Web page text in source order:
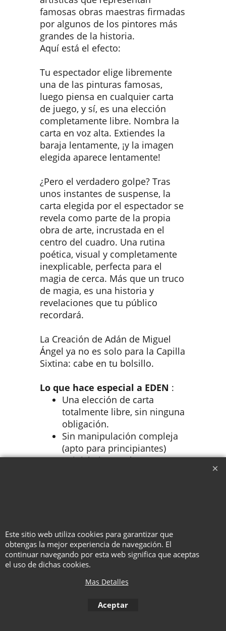
famosas obras maestras firmadas
por algunos de los pintores más
grandes de la historia.
Aquí está el efecto:
Tu espectador elige libremente
una de las pinturas famosas,
luego piensa en cualquier carta
de juego, y sí, es una elección
completamente libre. Nombra la
carta en voz alta. Extiendes la
baraja lentamente, ¡y la imagen
elegida aparece lentamente!
¿Pero el verdadero golpe? Tras
unos instantes de suspense, la
carta elegida por el espectador se
revela como parte de la propia
obra de arte, incrustada en el
centro del cuadro. Una rutina
poética, visual y completamente
inexplicable, perfecta para el
magia de cerca. Más que un truco
de magia, es una historia y
revelaciones que tu público
recordará.
La Creación de Adán de Miguel
Ángel ya no es solo para la Capilla
Sixtina: cabe en tu bolsillo.
Lo que hace especial a EDEN :
Una elección de carta
totalmente libre, sin ninguna
obligación.
Sin manipulación compleja
(apto para principiantes)
Reinicio instantáneo
puedes incorporar a otras rutinas.
Este sitio web utiliza cookies para garantizar que
obtengas la mejor experiencia de navegación. El
continuar navegando por esta web significa que aceptas
el uso de dichas cookies.
Mas Detalles
Aceptar